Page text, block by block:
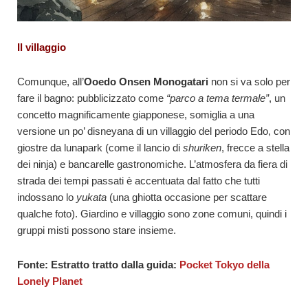
Il villaggio
Comunque, all’Ooedo Onsen Monogatari non si va solo per
fare il bagno: pubblicizzato come “parco a tema termale”, un
concetto magnificamente giapponese, somiglia a una
versione un po’ disneyana di un villaggio del periodo Edo, con
giostre da lunapark (come il lancio di shuriken, frecce a stella
dei ninja) e bancarelle gastronomiche. L’atmosfera da fiera di
strada dei tempi passati è accentuata dal fatto che tutti
indossano lo yukata (una ghiotta occasione per scattare
qualche foto). Giardino e villaggio sono zone comuni, quindi i
gruppi misti possono stare insieme.
Fonte: Estratto tratto dalla guida: Pocket Tokyo della
Lonely Planet